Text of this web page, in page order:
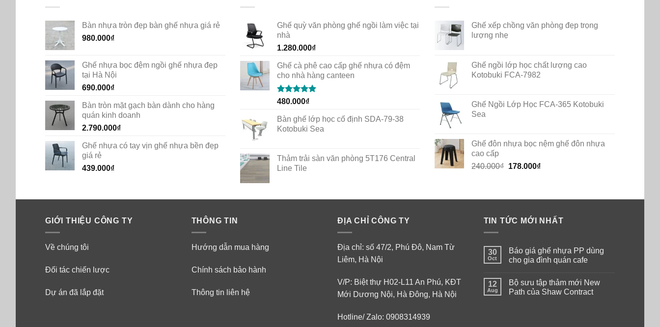
Bàn nhựa tròn đẹp bàn ghế nhựa giá rẻ
980.000₫
Ghế nhựa bọc đệm ngồi ghế nhựa đẹp
tại Hà Nội
690.000₫
Bàn tròn mặt gạch bàn dành cho hàng
quán kinh doanh
2.790.000₫
Ghế nhựa có tay vịn ghế nhựa bền đẹp
giá rẻ
439.000₫
Ghế quỳ văn phòng ghế ngồi làm việc tại
nhà
1.280.000₫
Ghế cà phê cao cấp ghế nhựa có đệm
cho nhà hàng canteen
Rated5.00
480.000₫
Bàn ghế lớp học cố định SDA-79-38
Kotobuki Sea
Thảm trải sàn văn phòng 5T176 Central
Line Tile
Ghế xếp chồng văn phòng đẹp trọng
lượng nhẹ
Ghế ngồi lớp học chất lượng cao
Kotobuki FCA-7982
Ghế Ngồi Lớp Học FCA-365 Kotobuki
Sea
Ghế đôn nhựa bọc nệm ghế đôn nhựa
cao cấp
240.000₫ Original
178.000₫Current
GIỚI THIỆU CÔNG TY
Về chúng tôi
Đối tác chiến lược
Dự án đã lắp đặt
THÔNG TIN
Hướng dẫn mua hàng
Chính sách bảo hành
Thông tin liên hệ
ĐỊA CHỈ CÔNG TY
Địa chỉ: số 47/2, Phú Đô, Nam Từ
Liêm, Hà Nội
V/P: Biệt thự H02-L11 An Phú, KĐT
Mới Dương Nội, Hà Đông, Hà Nội
Hotline/ Zalo: 0908314939
TIN TỨC MỚI NHẤT
30
Oct
Báo giá ghế nhựa PP dùng
cho gia đình quán cafe
on
Báo
giá
12
Aug
Bộ sưu tập thảm mới New
Path của Shaw Contract